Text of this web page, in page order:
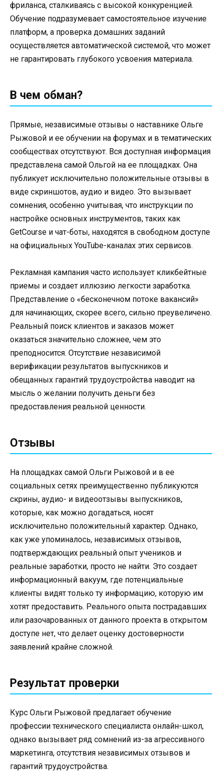
фриланса, сталкиваясь с высокой конкуренцией.
Обучение подразумевает самостоятельное изучение
платформ, а проверка домашних заданий
осуществляется автоматической системой, что может
не гарантировать глубокого усвоения материала.
В чем обман?
Прямые, независимые отзывы о наставнике Ольге
Рыжовой и ее обучении на форумах и в тематических
сообществах отсутствуют. Вся доступная информация
представлена самой Ольгой на ее площадках. Она
публикует исключительно положительные отзывы в
виде скриншотов, аудио и видео. Это вызывает
сомнения, особенно учитывая, что инструкции по
настройке основных инструментов, таких как
GetCourse и чат-боты, находятся в свободном доступе
на официальных YouTube-каналах этих сервисов.
Рекламная кампания часто использует кликбейтные
приемы и создает иллюзию легкости заработка.
Представление о «бесконечном потоке вакансий»
для начинающих, скорее всего, сильно преувеличено.
Реальный поиск клиентов и заказов может
оказаться значительно сложнее, чем это
преподносится. Отсутствие независимой
верификации результатов выпускников и
обещанных гарантий трудоустройства наводит на
мысль о желании получить деньги без
предоставления реальной ценности.
Отзывы
На площадках самой Ольги Рыжовой и в ее
социальных сетях преимущественно публикуются
скрины, аудио- и видеоотзывы выпускников,
которые, как можно догадаться, носят
исключительно положительный характер. Однако,
как уже упоминалось, независимых отзывов,
подтверждающих реальный опыт учеников и
реальные заработки, просто не найти. Это создает
информационный вакуум, где потенциальные
клиенты видят только ту информацию, которую им
хотят предоставить. Реального опыта пострадавших
или разочарованных от данного проекта в открытом
доступе нет, что делает оценку достоверности
заявлений крайне сложной.
Результат проверки
Курс Ольги Рыжовой предлагает обучение
профессии технического специалиста онлайн-школ,
однако вызывает ряд сомнений из-за агрессивного
маркетинга, отсутствия независимых отзывов и
гарантий трудоустройства.